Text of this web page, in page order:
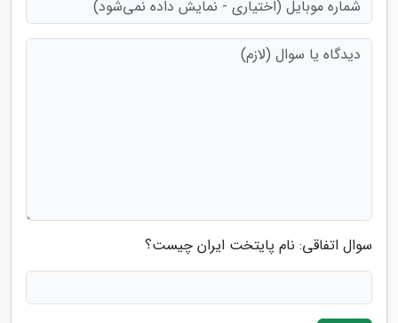
سوال اتفاقی: نام پایتخت ایران چیست؟